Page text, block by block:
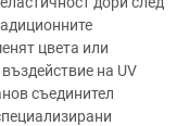
цвета или
на UV
съединител